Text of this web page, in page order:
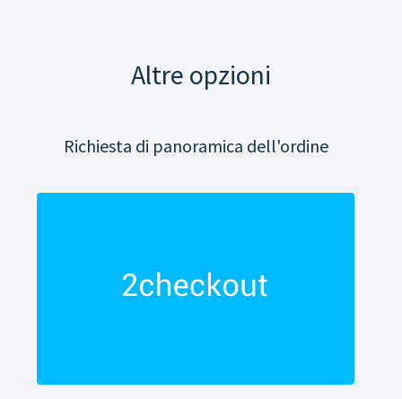
Altre opzioni
Richiesta di panoramica dell'ordine